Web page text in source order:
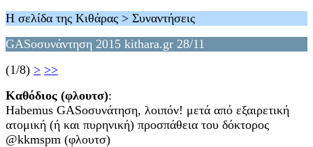
Η σελίδα της Κιθάρας > Συναντήσεις
GASοσυνάντηση 2015 kithara.gr 28/11
(1/8) > >>
Καθόδιος (φλουτσ):
Habemus GASοσυνάτηση, λοιπόν! μετά από εξαιρετική
ατομική (ή και πυρηνική) προσπάθεια του δόκτορος
@kkmspm (φλουτσ)